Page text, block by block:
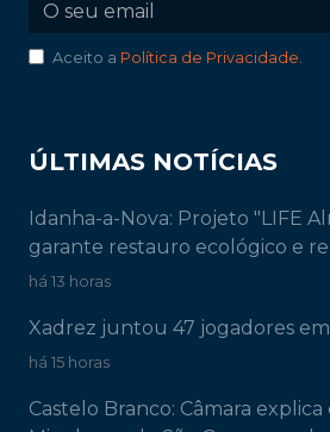
Aceito a Política de Privacidade.
ÚLTIMAS NOTÍCIAS
Idanha-a-Nova: Projeto "LIFE
garante restauro ecológico e
há 13 horas
Xadrez juntou 47 jogadores em
há 15 horas
Castelo Branco: Câmara